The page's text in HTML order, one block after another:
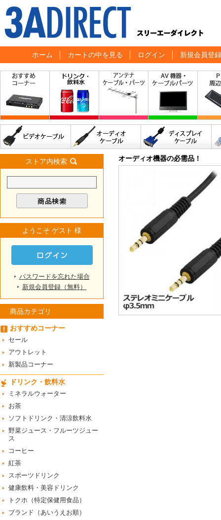
ホーム カートの中を見る ログイン 新規会員登録
ストア内検索
ようこそ ゲスト 様
パスワードを忘れた場合
新規会員登録（無料）
商品カテゴリ
おすすめコーナー
セール
アウトレット
新製品コーナー
ドリンク・飲料水
ミネラルウォーター
お茶
ソフトドリンク・清涼飲料水
野菜ジュース・フルーツジュー
ス
コーヒー
紅茶
スポーツドリンク
健康飲料・美容ドリンク
トクホ（特定保健用食品）
ブランド（あいうえお順）
オーディオ機器の必需品！